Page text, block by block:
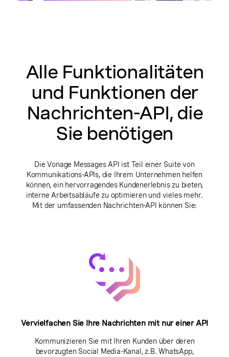
Alle Funktionalitäten
und Funktionen der
Nachrichten-API, die
Sie benötigen
Die Vonage Messages API ist Teil einer Suite von
Kommunikations-APIs, die Ihrem Unternehmen helfen
können, ein hervorragendes Kundenerlebnis zu bieten,
interne Arbeitsabläufe zu optimieren und vieles mehr.
Mit der umfassenden Nachrichten-API können Sie:
Vervielfachen Sie Ihre Nachrichten mit nur einer API
Kommunizieren Sie mit Ihren Kunden über deren
bevorzugten Social Media-Kanal, z.B. WhatsApp,